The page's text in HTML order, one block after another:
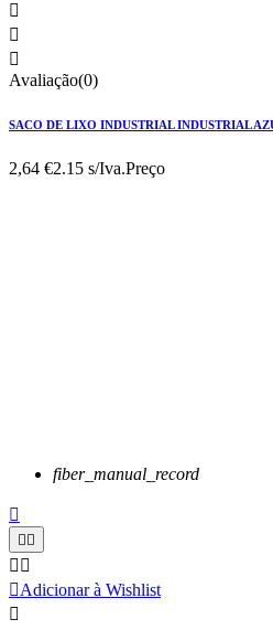



Avaliação(0)
SACO DE LIXO INDUSTRIAL INDUSTRIAL
2,64 €2.15 s/Iva.Preço
fiber_manual_record

 
 
Adicionar à Wishlist
